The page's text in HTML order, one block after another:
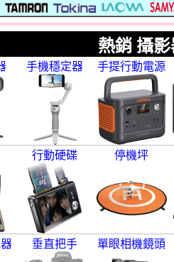
熱銷 攝
手機穩定器 手提行動電源
行動硬碟 停機坪
垂直把手 單眼相機鏡頭